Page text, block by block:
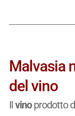
Malvasia
del vino
Ilvinoprodotto